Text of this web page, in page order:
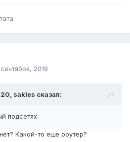
2019
sakles сказал:
подсетях
Какой-то еще роутер?